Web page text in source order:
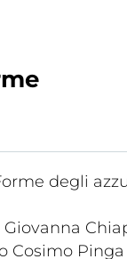
degli
Cosimo Pinga